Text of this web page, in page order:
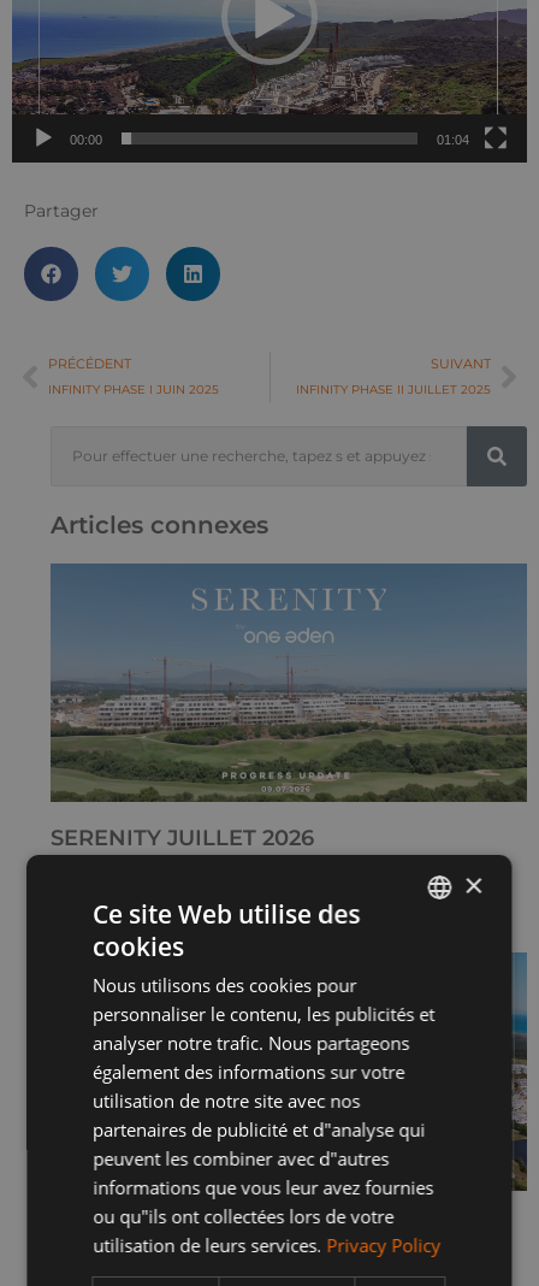
00:00 01:04
Partager
PRÉCÉDENT
INFINITY PHASE I JUIN 2025
SUIVANT
INFINITY PHASE II JUILLET 2025
Articles connexes
SERENITY JUILLET 2026
15 juillet 2026
SERENITY JUIN 2026 – PHASES I & II
29 juin 2026
×
Ce site Web utilise des
cookies
Nous utilisons des cookies pour
personnaliser le contenu, les publicités et
analyser notre trafic. Nous partageons
également des informations sur votre
utilisation de notre site avec nos
partenaires de publicité et d"analyse qui
peuvent les combiner avec d"autres
informations que vous leur avez fournies
ou qu"ils ont collectées lors de votre
utilisation de leurs services. Privacy Policy